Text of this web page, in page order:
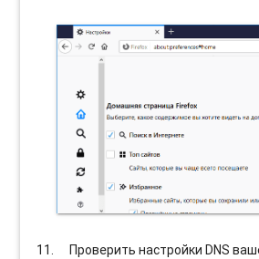
Проверить настройки DNS